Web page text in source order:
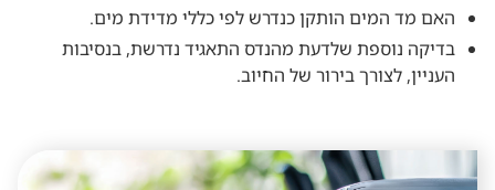
האם מד המים הותקן כנדרש לפי כללי מדידת מים.
בדיקה נוספת שלדעת מהנדס התאגיד נדרשת, בנסיבות
העניין, לצורך בירור של החיוב.